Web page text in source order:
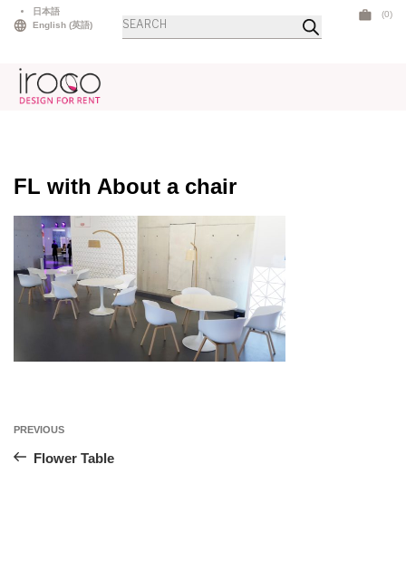
日本語
English (英語)
商
品
(0)
FL with About a chair
投
稿
Previous
PREVIOUS
Flower Table